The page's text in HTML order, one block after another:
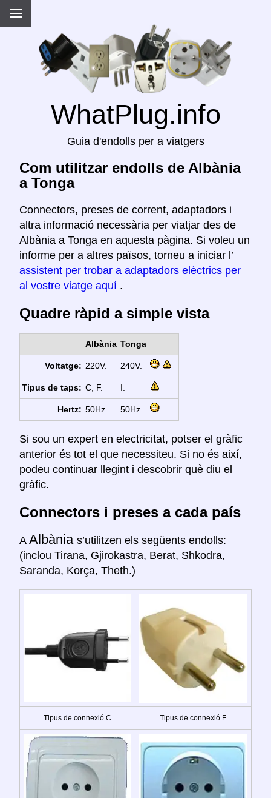
WhatPlug.info
Guia d'endolls per a viatgers
Com utilitzar endolls de Albània
a Tonga
Connectors, preses de corrent, adaptadors i
altra informació necessària per viatjar des de
Albània a Tonga en aquesta pàgina. Si voleu un
informe per a altres països, torneu a iniciar l’
assistent per trobar a adaptadors elèctrics per
al vostre viatge aquí .
Quadre ràpid a simple vista
Albània Tonga
Voltatge: 220V. 240V.
Tipus de taps: C, F. I.
Hertz: 50Hz. 50Hz.
Si sou un expert en electricitat, potser el gràfic
anterior és tot el que necessiteu. Si no és així,
podeu continuar llegint i descobrir què diu el
gràfic.
Connectors i preses a cada país
A Albània s’utilitzen els següents endolls:
(inclou Tirana, Gjirokastra, Berat, Shkodra,
Saranda, Korça, Theth.)
Tipus de connexió C Tipus de connexió F